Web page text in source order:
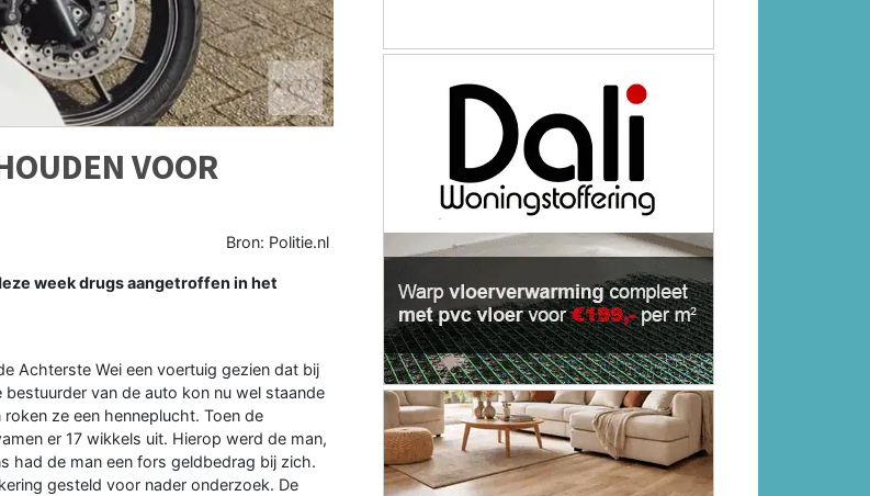
VOOR
Bron: Politie.nl
week drugs aangetroffen in het
Achterste Wei een voertuig gezien dat bij
van de auto kon nu wel staande
ze een henneplucht. Toen de
er 17 wikkels uit. Hierop werd de man,
had de man een fors geldbedrag bij zich.
gesteld voor nader onderzoek. De